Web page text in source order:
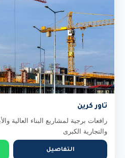
تاور كرين
رافعات برجية لمشاريع البناء العالية
والتجارية الكبرى
التفاصيل